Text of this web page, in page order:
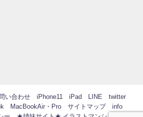
い合わせ iPhone11 iPad LINE
twitter
MacBookAir・Pro サイトマップ
info